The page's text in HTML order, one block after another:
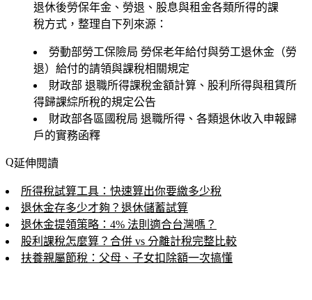
退休後勞保年金、勞退、股息與租金各類所得的課
稅方式，整理自下列來源：
勞動部勞工保險局 勞保老年給付與勞工退休金（勞
退）給付的請領與課稅相關規定
財政部 退職所得課稅金額計算、股利所得與租賃所
得歸課綜所稅的規定公告
財政部各區國稅局 退職所得、各類退休收入申報歸
戶的實務函釋
延伸閱讀
所得稅試算工具：快速算出你要繳多少稅
退休金存多少才夠？退休儲蓄試算
退休金提領策略：4% 法則適合台灣嗎？
股利課稅怎麼算？合併 vs 分離計稅完整比較
扶養親屬節稅：父母、子女扣除額一次搞懂